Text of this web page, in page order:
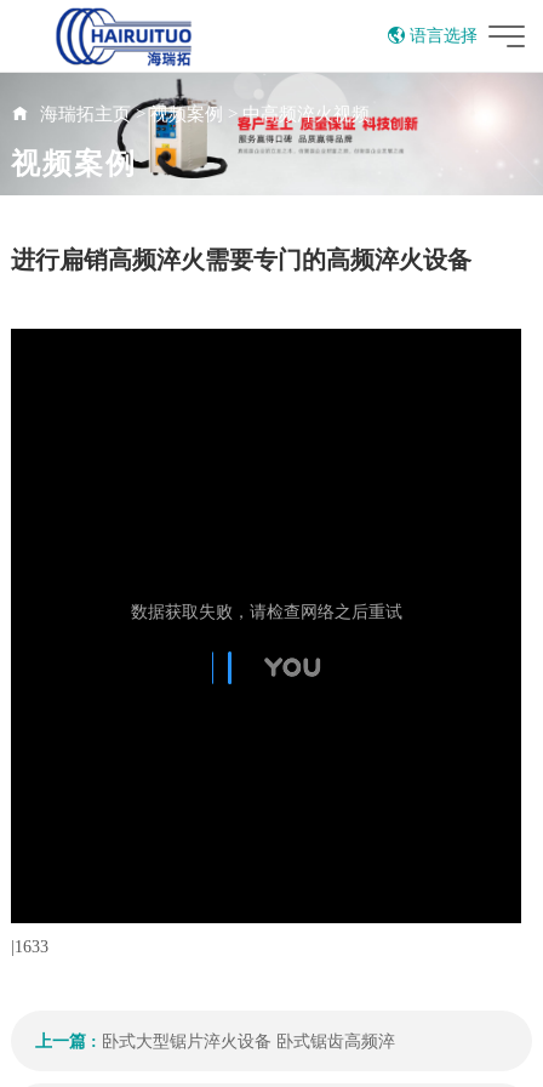
语言选择
海瑞拓主页>视频案例 >中高频淬火视频
视频案例
进行扁销高频淬火需要专门的高频淬火设备
1633
上一篇 : 卧式大型锯片淬火设备 卧式锯齿高频淬